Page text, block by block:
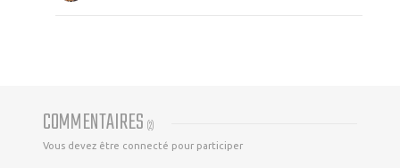
COMMENTAIRES (2)
Vous devez être connecté pour participer